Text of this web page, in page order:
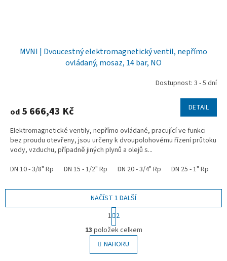
MVNI | Dvoucestný elektromagnetický ventil, nepřímo
ovládaný, mosaz, 14 bar, NO
Dostupnost: 3 - 5 dní
od 5 666,43 Kč DETAIL
Elektromagnetické ventily, nepřímo ovládané, pracující ve funkci
bez proudu otevřeny, jsou určeny k dvoupolohovému řízení průtoku
vody, vzduchu, případně jiných plynů a olejů s...
DN 10 - 3/8" Rp
DN 15 - 1/2" Rp DN 20 - 3/4" Rp DN 25 - 1" Rp
O
v
l
á
NAČÍST 1 DALŠÍ
S
t
r
á
n
k
1 2
13 položek celkem
NAHORU